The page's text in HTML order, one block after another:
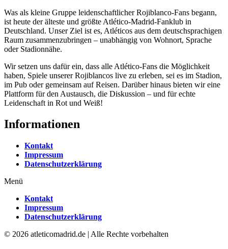
Was als kleine Gruppe leidenschaftlicher Rojiblanco-Fans begann,
ist heute der älteste und größte Atlético-Madrid-Fanklub in
Deutschland. Unser Ziel ist es, Atléticos aus dem deutschsprachigen
Raum zusammenzubringen – unabhängig von Wohnort, Sprache
oder Stadionnähe.
Wir setzen uns dafür ein, dass alle Atlético-Fans die Möglichkeit
haben, Spiele unserer Rojiblancos live zu erleben, sei es im Stadion,
im Pub oder gemeinsam auf Reisen. Darüber hinaus bieten wir eine
Plattform für den Austausch, die Diskussion – und für echte
Leidenschaft in Rot und Weiß!
Informationen
Kontakt
Impressum
Datenschutzerklärung
Menü
Kontakt
Impressum
Datenschutzerklärung
© 2026 atleticomadrid.de | Alle Rechte vorbehalten